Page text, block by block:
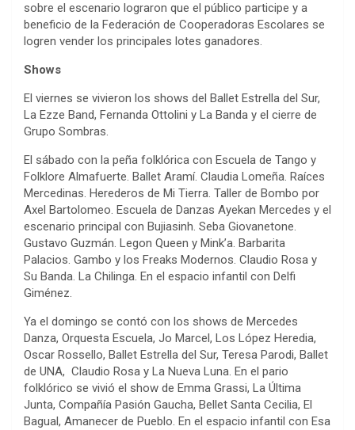
sobre el escenario lograron que el público participe y a
beneficio de la Federación de Cooperadoras Escolares se
logren vender los principales lotes ganadores.
Shows
El viernes se vivieron los shows del Ballet Estrella del Sur,
La Ezze Band, Fernanda Ottolini y La Banda y el cierre de
Grupo Sombras.
El sábado con la peña folklórica con Escuela de Tango y
Folklore Almafuerte. Ballet Aramí. Claudia Lomeña. Raíces
Mercedinas. Herederos de Mi Tierra. Taller de Bombo por
Axel Bartolomeo. Escuela de Danzas Ayekan Mercedes y el
escenario principal con Bujiasinh. Seba Giovanetone.
Gustavo Guzmán. Legon Queen y Mink’a. Barbarita
Palacios. Gambo y los Freaks Modernos. Claudio Rosa y
Su Banda. La Chilinga. En el espacio infantil con Delfi
Giménez.
Ya el domingo se contó con los shows de Mercedes
Danza, Orquesta Escuela, Jo Marcel, Los López Heredia,
Oscar Rossello, Ballet Estrella del Sur, Teresa Parodi, Ballet
de UNA, Claudio Rosa y La Nueva Luna. En el pario
folklórico se vivió el show de Emma Grassi, La Última
Junta, Compañía Pasión Gaucha, Bellet Santa Cecilia, El
Bagual, Amanecer de Pueblo. En el espacio infantil con Esa